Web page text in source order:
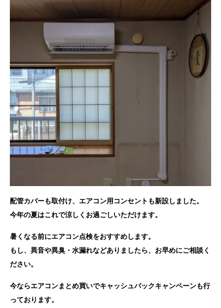
配管カバーも取付け、エアコン用コンセントも新設しました。
今年の夏はこれで涼しくお過ごしいただけます。
暑くなる前にエアコン点検をおすすめします。
もし、異音や異臭・水漏れなどありましたら、お早めにご相談く
ださい。
今ならエアコンまとめ買いでキャッシュバックキャンペーンも行
っております。